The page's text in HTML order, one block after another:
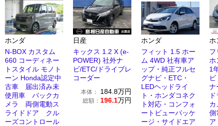
ホンダ
N-BOX カスタム
660 コーディネー
トスタイル モノト
ーン Honda認定中
古車 届出済み未
使用車 バックカ
メラ 両側電動ス
ライドドア クル
ーズコントロール
日産
キックス 1.2 X (e-
POWER) 社外ナ
ビ/ETC/ドライブレ
コーダー
本体： 184.8万円
総額： 196.1万円
ホンダ
フィット 1.5 ホー
ム 4WD 社有車ア
ップ・純正フルセ
グナビ・ETC・
LEDヘッドライ
ト・ホンダコネク
ト対応・コンフォ
ートビューパッケ
ージ・サイドエア
ホ
フ
ホ
1
ナ
側